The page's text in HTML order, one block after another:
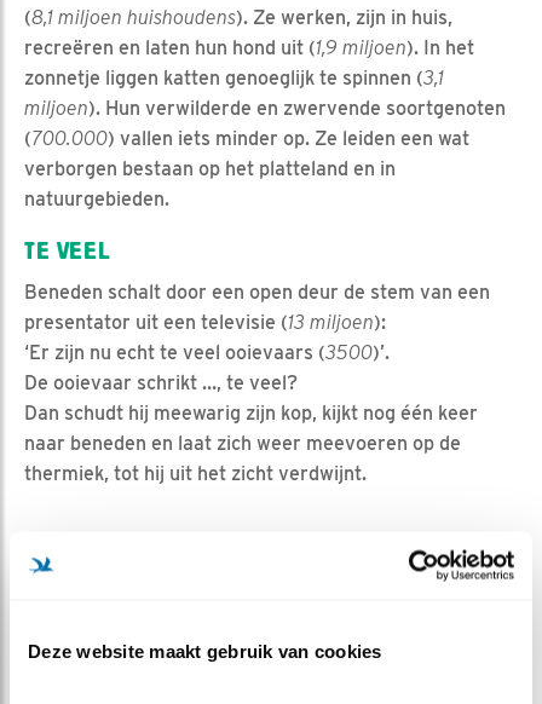
Deze website maakt gebruik van cookies
(8,1 miljoen huishoudens). Ze werken, zijn in huis,
recreëren en laten hun hond uit (1,9 miljoen). In het
zonnetje liggen katten genoeglijk te spinnen (3,1
miljoen). Hun verwilderde en zwervende soortgenoten
(700.000) vallen iets minder op. Ze leiden een wat
verborgen bestaan op het platteland en in
natuurgebieden.
TE VEEL
Beneden schalt door een open deur de stem van een
presentator uit een televisie (13 miljoen):
‘Er zijn nu echt te veel ooievaars (3500)’.
De ooievaar schrikt …, te veel?
Dan schudt hij meewarig zijn kop, kijkt nog één keer
naar beneden en laat zich weer meevoeren op de
thermiek, tot hij uit het zicht verdwijnt.
Stork
(bron van de getallen: Centraal Bureau voor de